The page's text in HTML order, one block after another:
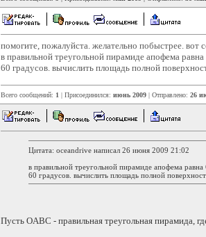
помогите, пожалуйста. желательно побыстрее. вот
в правильной треугольной пирамиде апофема
60 градусов. вычислить площадь полной
Всего сообщений: 1 | Присоединился: июнь 2009 | Отправлено: 26
Цитата: oceandrive написал 26 июня 2009 21:02
в правильной треугольной пирамиде апофема равна
60 градусов. вычислить площадь полной
Пусть OABC - правильная треугольная пирамида,